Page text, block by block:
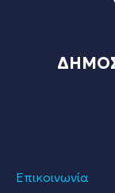
Επικοινωνία